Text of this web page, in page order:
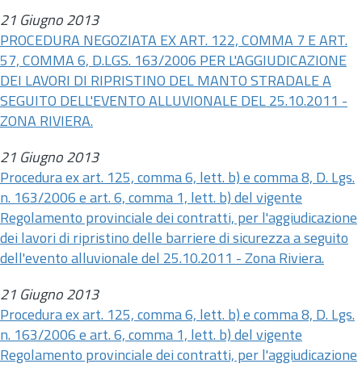
21 Giugno 2013
PROCEDURA NEGOZIATA EX ART. 122, COMMA 7 E ART.
57, COMMA 6, D.LGS. 163/2006 PER L'AGGIUDICAZIONE
DEI LAVORI DI RIPRISTINO DEL MANTO STRADALE A
SEGUITO DELL'EVENTO ALLUVIONALE DEL 25.10.2011 -
ZONA RIVIERA.
21 Giugno 2013
Procedura ex art. 125, comma 6, lett. b) e comma 8, D. Lgs.
n. 163/2006 e art. 6, comma 1, lett. b) del vigente
Regolamento provinciale dei contratti, per l'aggiudicazione
dei lavori di ripristino delle barriere di sicurezza a seguito
dell'evento alluvionale del 25.10.2011 - Zona Riviera.
21 Giugno 2013
Procedura ex art. 125, comma 6, lett. b) e comma 8, D. Lgs.
n. 163/2006 e art. 6, comma 1, lett. b) del vigente
Regolamento provinciale dei contratti, per l'aggiudicazione